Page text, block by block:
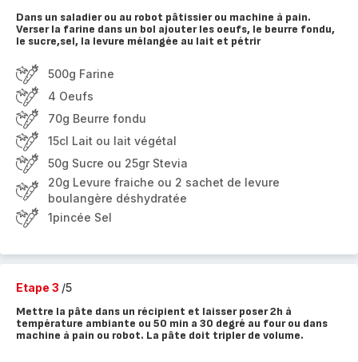
Dans un saladier ou au robot pâtissier ou machine à pain.
Verser la farine dans un bol ajouter les oeufs, le beurre fondu,
le sucre,sel, la levure mélangée au lait et pétrir
500g Farine
4 Oeufs
70g Beurre fondu
15cl Lait ou lait végétal
50g Sucre ou 25gr Stevia
20g Levure fraiche ou 2 sachet de levure
boulangère déshydratée
1pincée Sel
Etape 3 /5
Mettre la pâte dans un récipient et laisser poser 2h à
température ambiante ou 50 min a 30 degré au four ou dans
machine à pain ou robot. La pâte doit tripler de volume.